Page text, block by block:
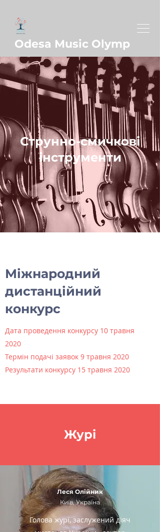
Odesa Music Olymp
Струнно-смичкові
інструменти
Міжнародний
дистанційний
конкурс
Дата проведення конкурсу 10 травня
2020
Термін подачі заявок 9 травня 2020
Результати конкурсу 15 травня 2020
Журі
Леся Олійник
Київ, Україна
Голова журі, заслужений діяч